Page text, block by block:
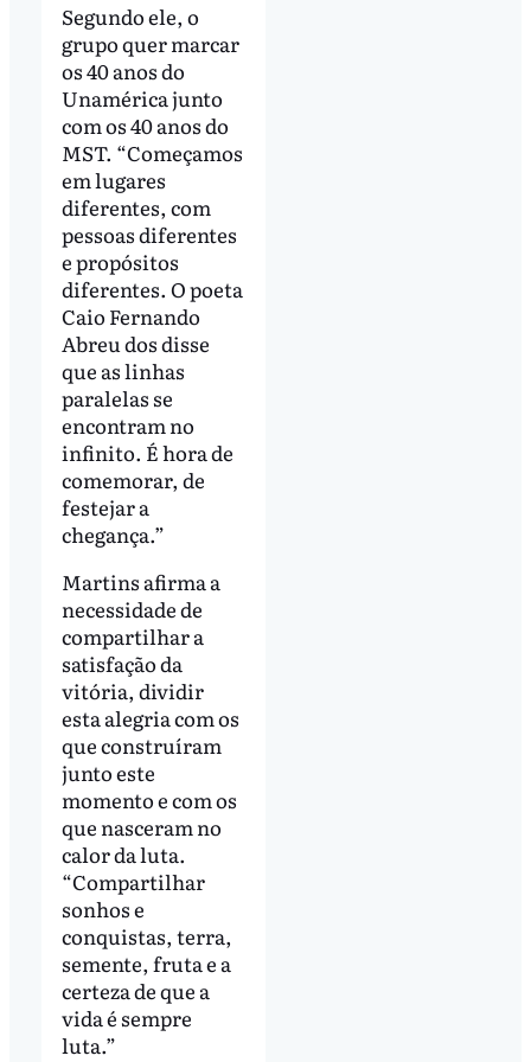
Segundo ele, o
grupo quer marcar
os 40 anos do
Unamérica junto
com os 40 anos do
MST. “Começamos
em lugares
diferentes, com
pessoas diferentes
e propósitos
diferentes. O poeta
Caio Fernando
Abreu dos disse
que as linhas
paralelas se
encontram no
infinito. É hora de
comemorar, de
festejar a
chegança.”
Martins afirma a
necessidade de
compartilhar a
satisfação da
vitória, dividir
esta alegria com os
que construíram
junto este
momento e com os
que nasceram no
calor da luta.
“Compartilhar
sonhos e
conquistas, terra,
semente, fruta e a
certeza de que a
vida é sempre
luta.”